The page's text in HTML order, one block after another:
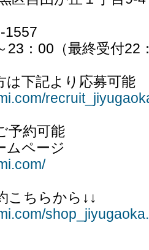
1557
23：00（最終受付
は下記より応募可能
予約可能
ムページ
こちらから↓↓